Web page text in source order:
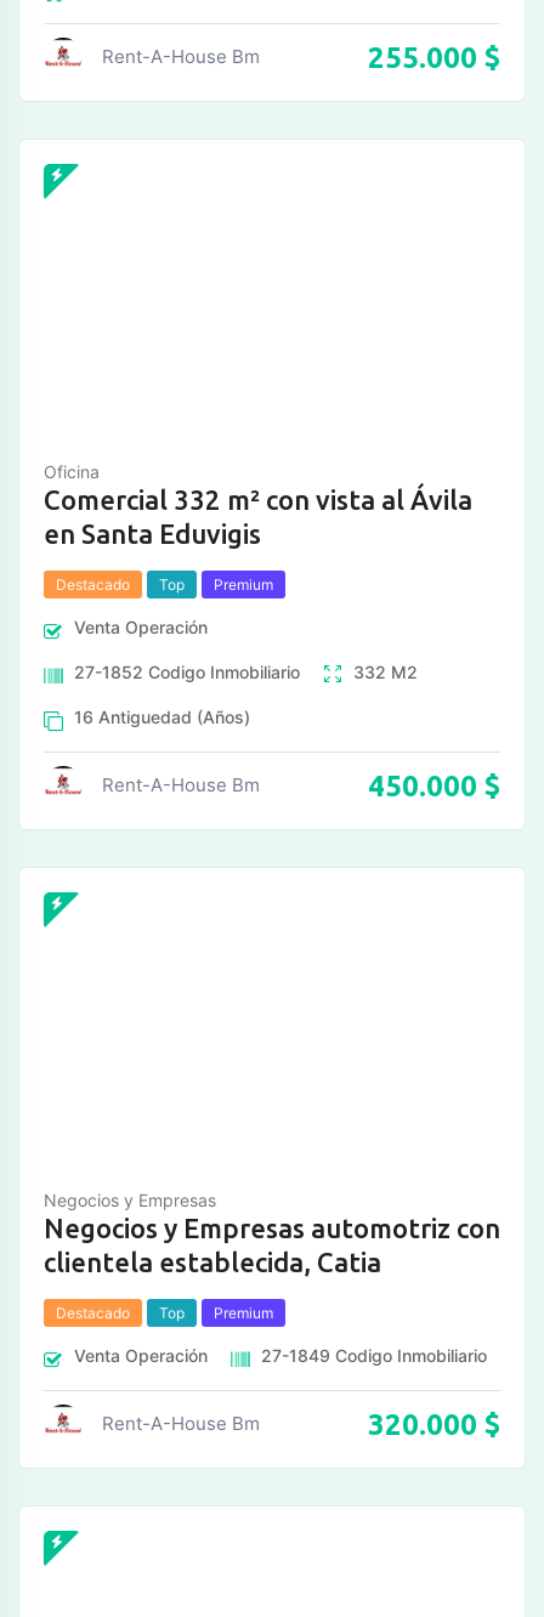
Rent-A-House Bm 255.000 $
Oficina
Comercial 332 m² con vista al Ávila
en Santa Eduvigis
Destacado Top Premium
Venta Operación
27-1852 Codigo Inmobiliario 332 M2
16 Antiguedad (Años)
Rent-A-House Bm 450.000 $
Negocios y Empresas
Negocios y Empresas automotriz con
clientela establecida, Catia
Destacado Top Premium
Venta Operación 27-1849 Codigo Inmobiliario
Rent-A-House Bm 320.000 $